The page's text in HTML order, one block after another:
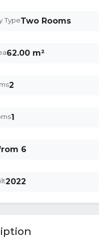
TypeTwo Rooms
62.00 m²
2
1
6
2022